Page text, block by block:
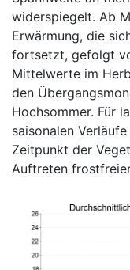
widerspiegelt. Ab
Erwärmung, die
fortsetzt, gefolgt
Mittelwerte im
den
Hochsommer. Für
saisonalen
Zeitpunkt der
Auftreten